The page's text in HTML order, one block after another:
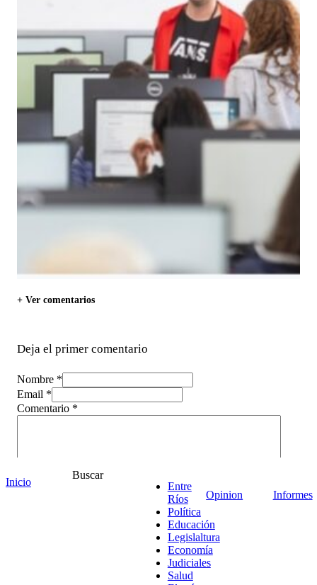
+ Ver comentarios
Deja el primer comentario
Nombre *
Email *
Comentario *
Inicio
Buscar
Entre
Ríos
Política
Educación
Legislaltura
Economía
Judiciales
Salud
Opinion Informes